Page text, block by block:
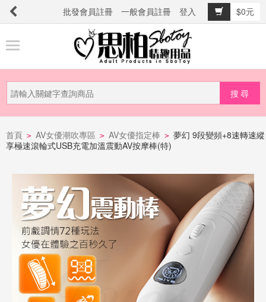
批發會員註冊 一般會員註冊 登入
$0元
品
新
品
上
首頁 > AV女優潮吹專區 > AV女優指定棒 > 夢幻 9段變頻+8速轉速縱
享極速滾輪式USB充電加溫震動AV按摩棒(特)